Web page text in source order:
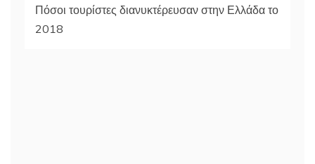
Πόσοι τουρίστες διανυκτέρευσαν στην Ελλάδα το
2018